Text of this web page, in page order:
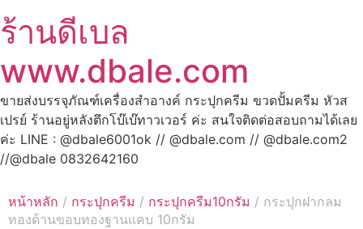
ร้านดีเบล
www.dbale.com
ขายส่งบรรจุภัณฑ์เครื่องสำอางค์ กระปุกครีม ขวดปั้มครีม หัวส
เปรย์ ร้านอยู่หลังตึกโบ๊เบ๊ทาวเวอร์ ค่ะ สนใจติดต่อสอบถามได้เลย
ค่ะ LINE : @dbale6001ok // @dbale.com // @dbale.com2
//@dbale 0832642160
หน้าหลัก / กระปุกครีม / กระปุกครีม10กรัม / กระปุกฝากลม
ทองด้านขอบทองฐานแคบ 10กรัม